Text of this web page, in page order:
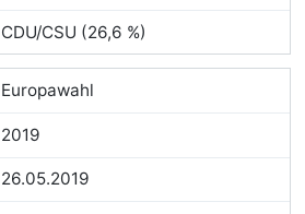
CDU/CSU (26,6 %)
Europawahl
2019
26.05.2019